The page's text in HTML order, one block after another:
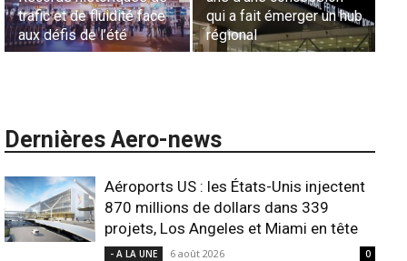
L’appel urgent à
l’harmonisation globale
commandes de la région
ANSCO
Dernières Aero-news
Aéroports US : les États-Unis injectent
870 millions de dollars dans 339
projets, Los Angeles et Miami en tête
- A LA UNE 6 août 2026 0